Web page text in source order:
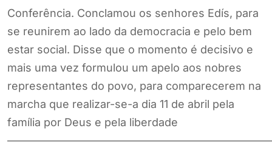
Conferência. Conclamou os senhores Edís, para
se reunirem ao lado da democracia e pelo bem
estar social. Disse que o momento é decisivo e
mais uma vez formulou um apelo aos nobres
representantes do povo, para comparecerem na
marcha que realizar-se-a dia 11 de abril pela
família por Deus e pela liberdade